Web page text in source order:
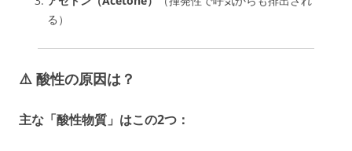
る）
⚠️ 酸性の原因は？
主な「酸性物質」はこの2つ：